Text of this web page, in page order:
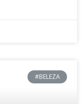
#BELEZA